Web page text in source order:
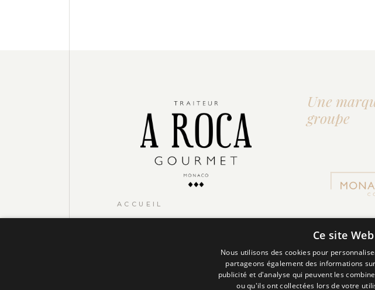
ACCUEIL
Une
groupe
Ce site
Nous utilisons des cookies pour
partageons également des informations
publicité et d'analyse qui peuvent les
ou qu'ils ont collectées lors de votre